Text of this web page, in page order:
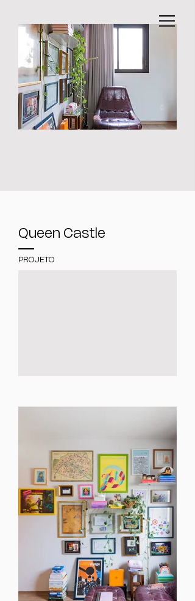
Queen Castle
PROJETO